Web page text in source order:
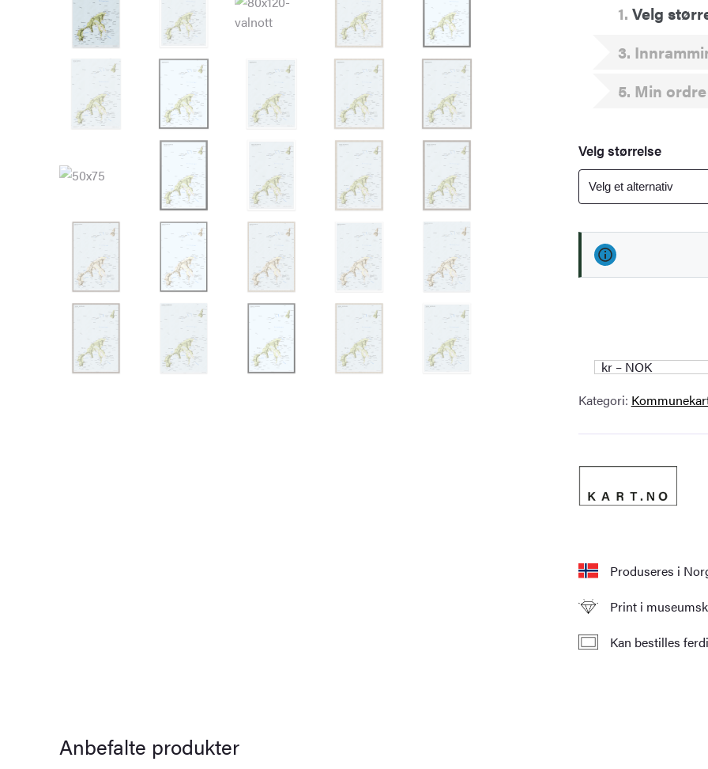
1 Velg
3
5 Min ordre
Velg størrelse
kr – NOK
Kategori:
Produseres i
Print i
Kan bestilles
Anbefalte produkter